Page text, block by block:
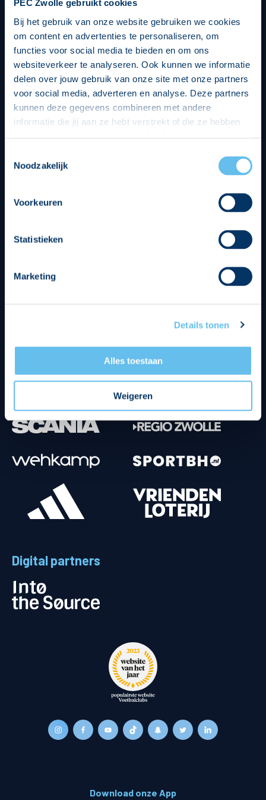
PEC Zwolle gebruikt cookies
Bij het gebruik van onze website gebruiken we cookies
om content en advertenties te personaliseren, om
functies voor social media te bieden en om ons
websiteverkeer te analyseren. Ook kunnen we informatie
delen over jouw gebruik van onze site met onze partners
voor social media, adverteren en analyse. Deze partners
kunnen deze gegevens combineren met andere
informatie die jij aan ze hebt verstrekt of die ze hebben
op een veilige en integere wijze. Je kunt je toestemming
beheren op de privacy- en cookieverklaring pagina.
Noodzakelijk
Voorkeuren
Statistieken
Marketing
Details tonen
Alles toestaan
Weigeren
Digital partners
Download onze App